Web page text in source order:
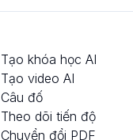
Tạo khóa học AI
Tạo video AI
Câu đố
Theo dõi tiến độ
Chuyển đổi PDF